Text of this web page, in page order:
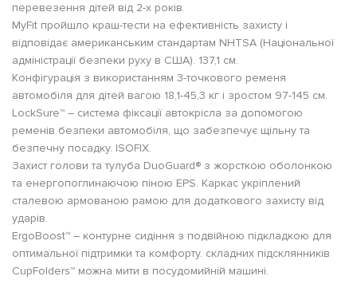
перевезення дітей від 2-х років.
MyFit пройшло краш-тести на ефективність захисту і
відповідає американським стандартам NHTSA (Національної
адміністрації безпеки руху в США). 137,1 см.
Конфігурація з використанням 3-точкового ременя
автомобіля для дітей вагою 18,1-45,3 кг і зростом 97-145 см.
LockSure™ – система фіксації автокрісла за допомогою
ременів безпеки автомобіля, що забезпечує щільну та
безпечну посадку. ISOFIX.
Захист голови та тулуба DuoGuard® з жорсткою оболонкою
та енергопоглинаючою піною EPS. Каркас укріплений
сталевою армованою рамою для додаткового захисту від
ударів.
ErgoBoost™ – контурне сидіння з подвійною підкладкою для
оптимальної підтримки та комфорту. складних підсклянників
CupFolders™ можна мити в посудомийній машині.